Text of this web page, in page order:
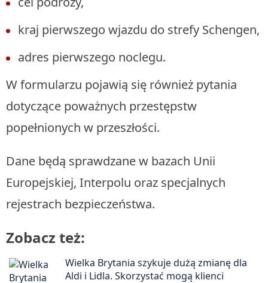
kraj pierwszego wjazdu do strefy Schengen,
adres pierwszego noclegu.
W formularzu pojawią się również pytania
dotyczące poważnych przestępstw
popełnionych w przeszłości.
Dane będą sprawdzane w bazach Unii
Europejskiej, Interpolu oraz specjalnych
rejestrach bezpieczeństwa.
Zobacz też:
Wielka Brytania szykuje dużą zmianę dla
Aldi i Lidla. Skorzystać mogą klienci